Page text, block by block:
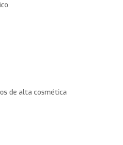
de alta cosmética